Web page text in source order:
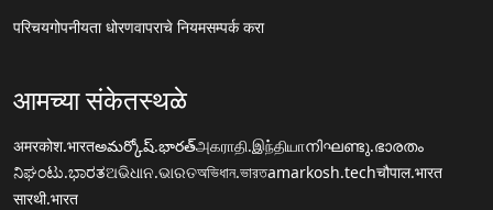
परिचयगोपनीयता धोरणवापराचे नियमसम्पर्क करा
आमच्या संकेतस्थळे
अमरकोश.भारतఅమర్కోష్.భారత్அகராதி.இந்தியாനിഘണ്ടു.ഭാരതം
ನಿಘಂಟು.ಭಾರತଅଭିଧାନ.ଭାରତঅভিধান.ভারতamarkosh.techचौपाल.भारत
सारथी.भारत